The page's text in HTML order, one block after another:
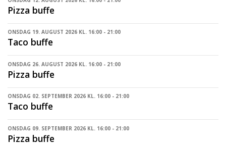
Pizza buffe
ONSDAG 19. AUGUST 2026 KL. 16:00 - 21:00
Taco buffe
ONSDAG 26. AUGUST 2026 KL. 16:00 - 21:00
Pizza buffe
ONSDAG 02. SEPTEMBER 2026 KL. 16:00 - 21:00
Taco buffe
ONSDAG 09. SEPTEMBER 2026 KL. 16:00 - 21:00
Pizza buffe